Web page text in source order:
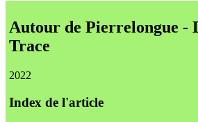
Autour de Pierrelongue -
Trace
2022
Index de l'article